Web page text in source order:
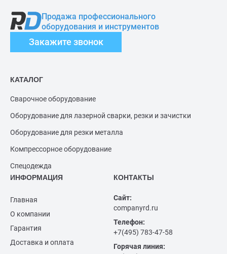
Продажа профессионального
оборудования и инструментов
Закажите звонок
КАТАЛОГ
Сварочное оборудование
Оборудование для лазерной сварки, резки и зачистки
Оборудование для резки металла
Компрессорное оборудование
Спецодежда
ИНФОРМАЦИЯ
Главная
О компании
Гарантия
Доставка и оплата
КОНТАКТЫ
Сайт:
companyrd.ru
Телефон:
+7(495) 783-47-58
Горячая линия: